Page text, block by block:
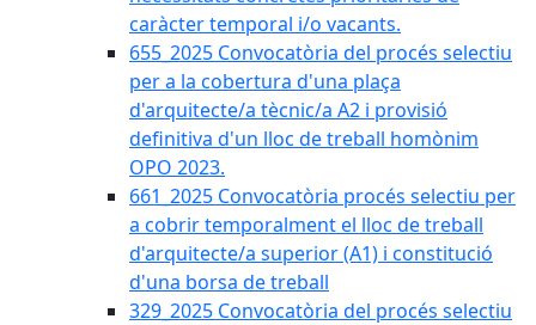
caràcter temporal i/o vacants.
655_2025 Convocatòria del procés selectiu
per a la cobertura d'una plaça
d'arquitecte/a tècnic/a A2 i provisió
definitiva d'un lloc de treball homònim
OPO 2023.
661_2025 Convocatòria procés selectiu per
a cobrir temporalment el lloc de treball
d'arquitecte/a superior (A1) i constitució
d'una borsa de treball
329_2025 Convocatòria del procés selectiu